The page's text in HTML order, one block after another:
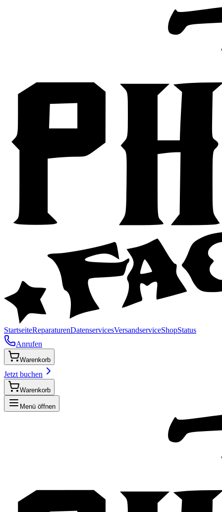
StartseiteReparaturenDatenservicesVersandserviceShopStatus
Anrufen
Warenkorb
Jetzt buchen
Warenkorb
Menü öffnen